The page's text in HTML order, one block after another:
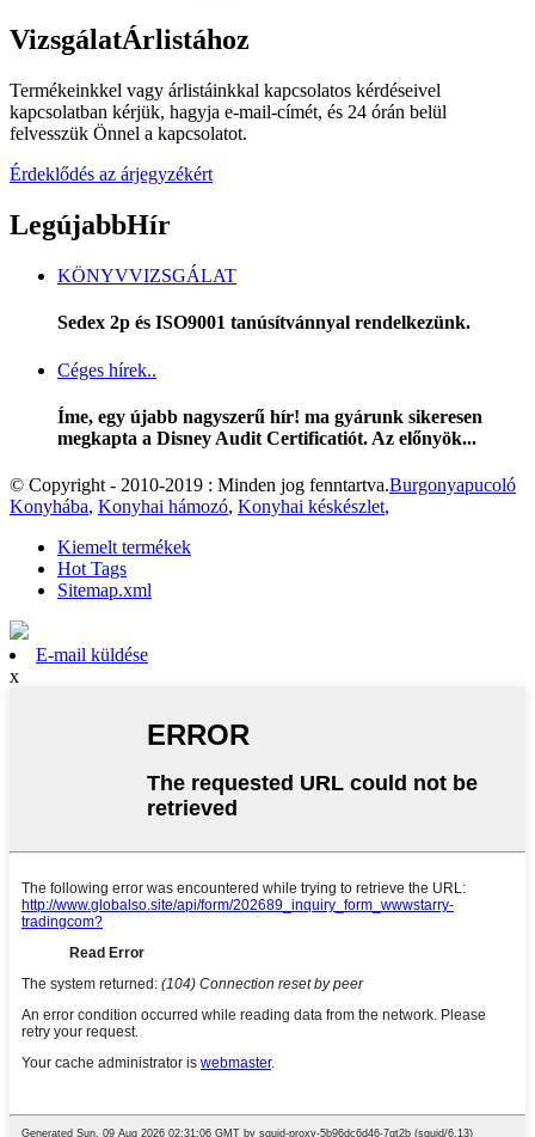
VizsgálatÁrlistához
Termékeinkkel vagy árlistáinkkal kapcsolatos kérdéseivel
kapcsolatban kérjük, hagyja e-mail-címét, és 24 órán belül
felvesszük Önnel a kapcsolatot.
Érdeklődés az árjegyzékért
LegújabbHír
KÖNYVVIZSGÁLAT
Sedex 2p és ISO9001 tanúsítvánnyal rendelkezünk.
Céges hírek..
Íme, egy újabb nagyszerű hír! ma gyárunk sikeresen
megkapta a Disney Audit Certificatiót. Az előnyök...
© Copyright - 2010-2019 : Minden jog fenntartva.Burgonyapucoló
Konyhába, Konyhai hámozó, Konyhai késkészlet,
Kiemelt termékek
Hot Tags
Sitemap.xml
E-mail küldése
x